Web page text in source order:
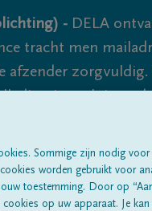
- DELA
tracht men
uit te sluiten,
Sommige zijn nodig
worden gebruikt voor
toestemming. Door op
op uw apparaat. Je